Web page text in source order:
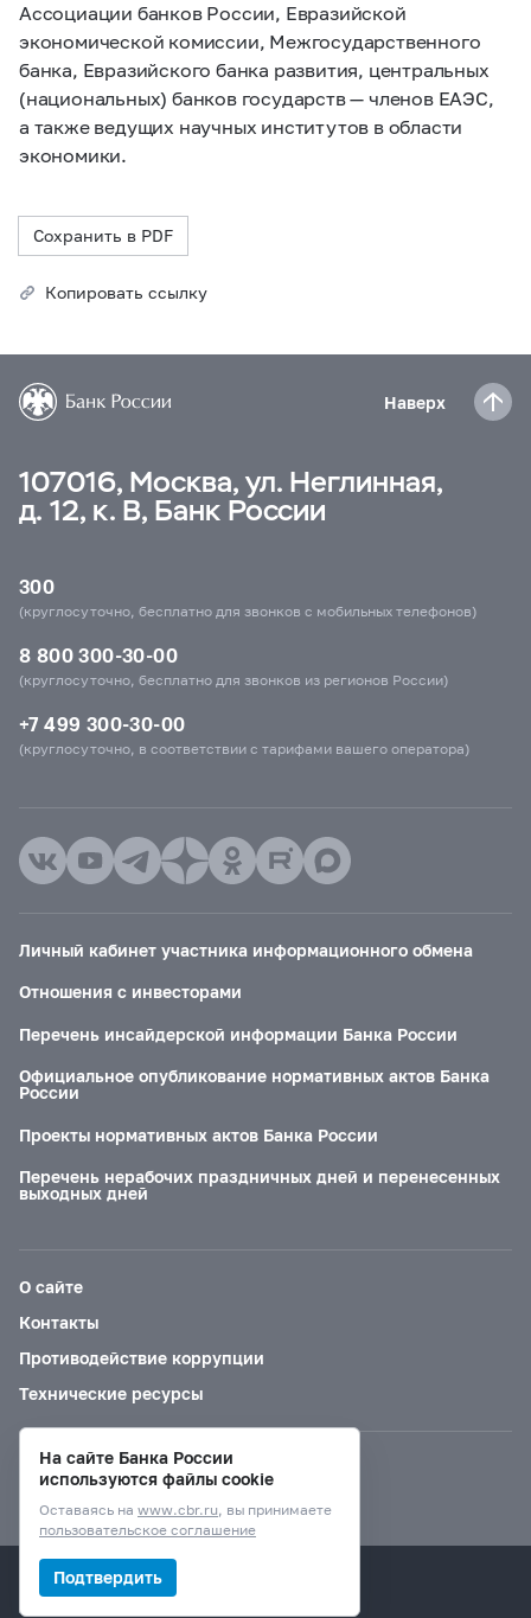
Ассоциации банков России, Евразийской
экономической комиссии, Межгосударственного
банка, Евразийского банка развития, центральных
(национальных) банков государств — членов ЕАЭС,
а также ведущих научных институтов в области
экономики.
Сохранить в PDF
Копировать ссылку
Наверх
107016, Москва, ул. Неглинная,
д. 12, к. В, Банк России
300
(круглосуточно, бесплатно для звонков с мобильных телефонов)
8 800 300-30-00
(круглосуточно, бесплатно для звонков из регионов России)
+7 499 300-30-00
(круглосуточно, в соответствии с тарифами вашего оператора)
Личный кабинет участника информационного обмена
Отношения с инвесторами
Перечень инсайдерской информации Банка России
Официальное опубликование нормативных актов Банка
России
Проекты нормативных актов Банка России
Перечень нерабочих праздничных дней и перенесенных
выходных дней
О сайте
Контакты
Противодействие коррупции
Технические ресурсы
Версия для слабовидящих
© Банк России, 2000–2026.
На сайте Банка России
используются файлы cookie
Оставаясь на www.cbr.ru, вы принимаете
пользовательское соглашение
Подтвердить